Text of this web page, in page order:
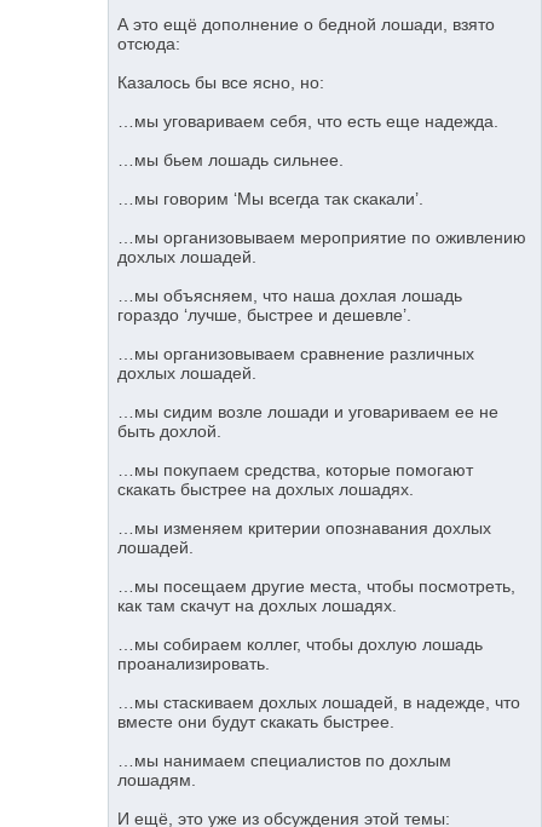
А это ещё дополнение о бедной лошади, взято
отсюда:
Казалось бы все ясно, но:
…мы уговариваем себя, что есть еще надежда.
…мы бьем лошадь сильнее.
…мы говорим ‘Мы всегда так скакали’.
…мы организовываем мероприятие по оживлению
дохлых лошадей.
…мы объясняем, что наша дохлая лошадь
гораздо ‘лучше, быстрее и дешевле’.
…мы организовываем сравнение различных
дохлых лошадей.
…мы сидим возле лошади и уговариваем ее не
быть дохлой.
…мы покупаем средства, которые помогают
скакать быстрее на дохлых лошадях.
…мы изменяем критерии опознавания дохлых
лошадей.
…мы посещаем другие места, чтобы посмотреть,
как там скачут на дохлых лошадях.
…мы собираем коллег, чтобы дохлую лошадь
проанализировать.
…мы стаскиваем дохлых лошадей, в надежде, что
вместе они будут скакать быстрее.
…мы нанимаем специалистов по дохлым
лошадям.
И ещё, это уже из обсуждения этой темы: